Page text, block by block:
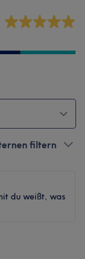
filtern
du weißt, was